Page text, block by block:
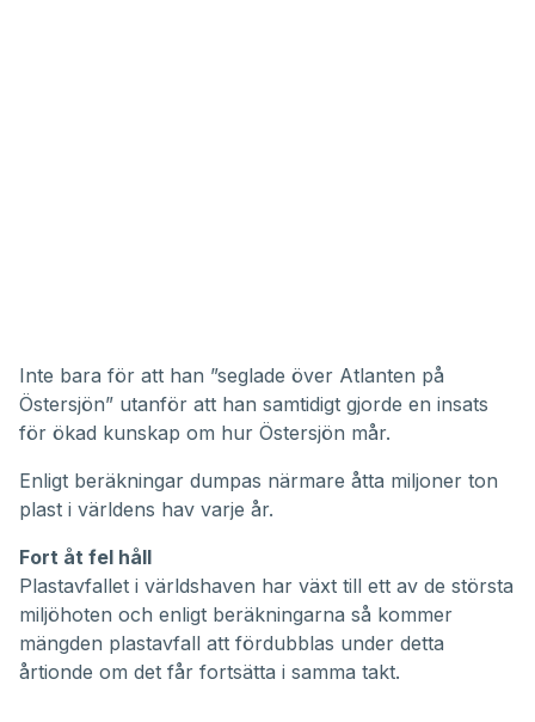
Inte bara för att han ”seglade över Atlanten på
Östersjön” utanför att han samtidigt gjorde en insats
för ökad kunskap om hur Östersjön mår.
Enligt beräkningar dumpas närmare åtta miljoner ton
plast i världens hav varje år.
Fort åt fel håll
Plastavfallet i världshaven har växt till ett av de största
miljöhoten och enligt beräkningarna så kommer
mängden plastavfall att fördubblas under detta
årtionde om det får fortsätta i samma takt.